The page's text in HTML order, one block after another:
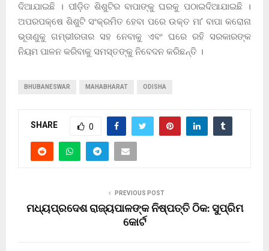
ଦିଆଯାଇଛି । ପୀଡ଼ିତ ଶିଶୁଟିର ବାପାଙ୍କୁ ଘରକୁ ପଠାଇଦିଆଯାଇଛି ।
ଅପରପକ୍ଷେ ଶିଶୁଟି ସଂକ୍ରମିତ ହେବା ପରେ ଉକ୍ତ ମା’ ବାପା କରୋନା
ଭୂତାଣୁକୁ ଗମ୍ଭୀରତାର ସହ ନେବାକୁ ଏବଂ ଘରେ ରହି ସରକାରଙ୍କ
ନିୟମ ପାଳନ କରିବାକୁ ସମସ୍ତଙ୍କୁ ନିବେଦନ କରିଛନ୍ତି ।
BHUBANESWAR MAHABHARAT ODISHA
SHARE 0
PREVIOUS POST
ମଧ୍ୟପ୍ରଦେଶ ରାଜ୍ୟପାଳଙ୍କ ନିଷ୍ପତ୍ତି ଠିକ: ସୁପ୍ରିମ
କୋର୍ଟ